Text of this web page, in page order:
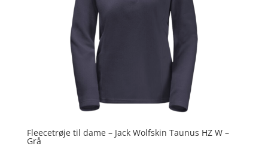
Fleecetrøje til dame – Jack Wolfskin Taunus HZ W –
Grå